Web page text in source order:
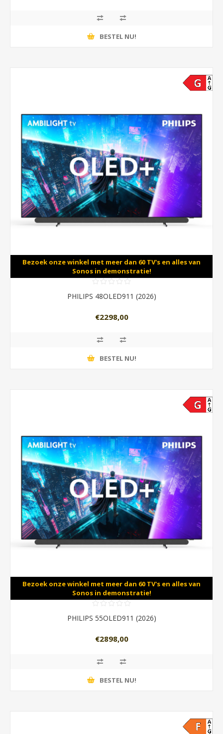
BESTEL NU!
Bezoek onze winkel met meer dan 60 TV's en alles van
Sonos in demonstratie!
PHILIPS 48OLED911 (2026)
€2298,00
BESTEL NU!
Bezoek onze winkel met meer dan 60 TV's en alles van
Sonos in demonstratie!
PHILIPS 55OLED911 (2026)
€2898,00
BESTEL NU!